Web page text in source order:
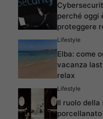
perché oggi
proteggere
Lifestyle
Elba: come
vacanza
relax
Lifestyle
Il ruolo